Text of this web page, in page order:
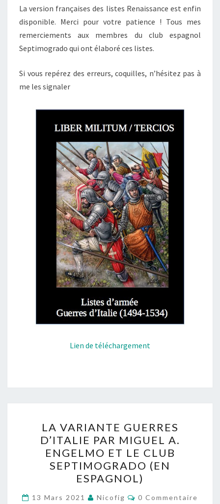
La version françaises des listes Renaissance est enfin
disponible. Merci pour votre patience ! Tous mes
remerciements aux membres du club espagnol
Septimogrado qui ont élaboré ces listes.
Si vous repérez des erreurs, coquilles, n’hésitez pas à
me les signaler
Lien de téléchargement
VARIANTE
GUERRES
D’ITALIE
PAR
MIGUEL
A.
LA VARIANTE GUERRES
D’ITALIE PAR MIGUEL A.
ENGELMO ET LE CLUB
SEPTIMOGRADO (EN
ESPAGNOL)
13 Mars 2021 Nicofig Commentaires
0 Commentaire